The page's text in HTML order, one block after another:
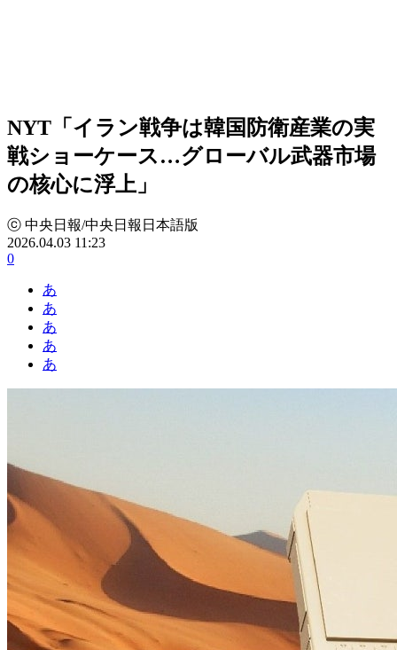
NYT「イラン戦争は韓国防衛産業の実
戦ショーケース…グローバル武器市場
の核心に浮上」
ⓒ 中央日報/中央日報日本語版
2026.04.03 11:23
0
あ
あ
あ
あ
あ